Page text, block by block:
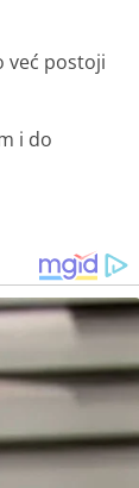
već postoji
i do